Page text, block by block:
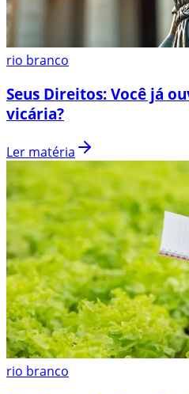
rio branco
Seus Direitos: Você já
vicária?
Ler matéria
rio branco